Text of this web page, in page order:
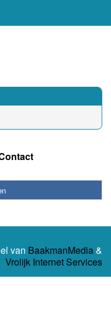
van BaakmanMedia&
Vrolijk Internet Services